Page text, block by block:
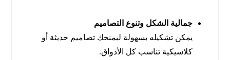
جمالية الشكل وتنوع التصاميم
يمكن تشكيله بسهولة ليمنحك تصاميم حديثة أو
كلاسيكية تناسب كل الأذواق.